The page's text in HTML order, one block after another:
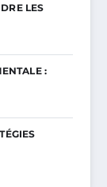
LES
: